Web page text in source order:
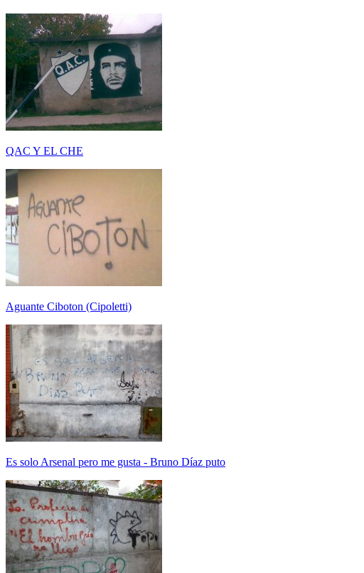
QAC Y EL CHE
Aguante Ciboton (Cipoletti)
Es solo Arsenal pero me gusta - Bruno Díaz puto